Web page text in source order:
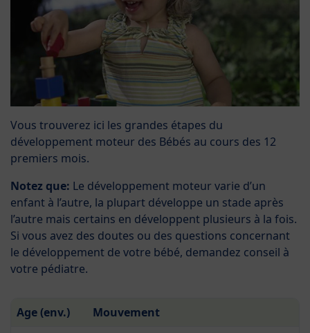
Vous trouverez ici les grandes étapes du
développement moteur des Bébés au cours des 12
premiers mois.
Notez que: Le développement moteur varie d’un
enfant à l’autre, la plupart développe un stade après
l’autre mais certains en développent plusieurs à la fois.
Si vous avez des doutes ou des questions concernant
le développement de votre bébé, demandez conseil à
votre pédiatre.
Age (env.)
Mouvement